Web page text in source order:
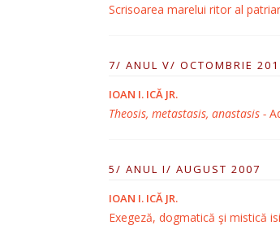
Scrisoarea marelui ritor al
7/ ANUL V/ OCTOMBRIE
IOAN I. ICĂ JR.
Theosis, metastasis, anastasis -
5/ ANUL I/ AUGUST 2007
IOAN I. ICĂ JR.
Exegeză, dogmatică şi mistică